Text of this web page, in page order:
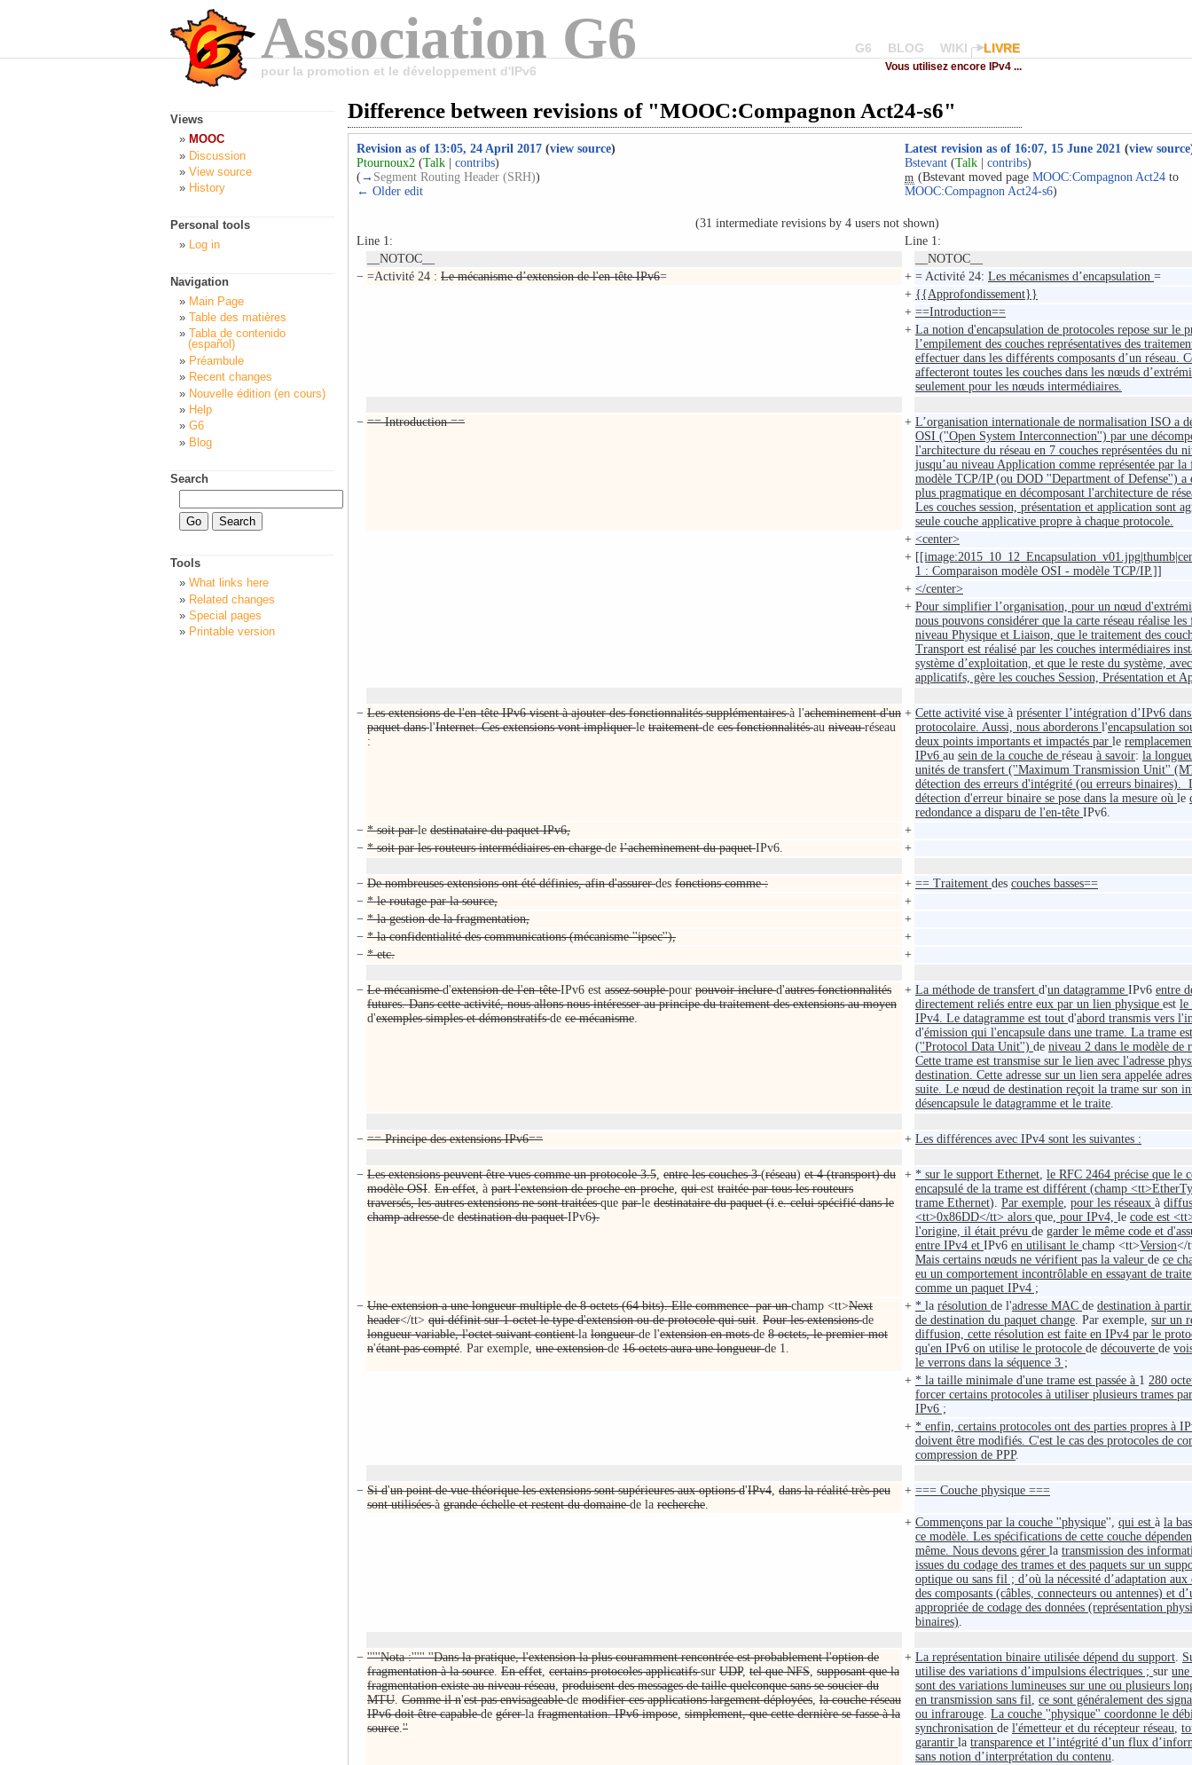
Association G6
pour la promotion et le développement d'IPv6
G6 BLOG WIKI LIVRE
Vous utilisez encore IPv4 ...
Difference between revisions of "MOOC:Compagnon Act24-s6"
Revision as of 13:05, 24 April 2017 (view source)
Ptournoux2 (Talk contribs)
(→ Segment Routing Header (SRH))
← Older edit
Latest revision as of 16:07, 15 June 2021 (view source
Bstevant (Talk contribs)
m (Bstevant moved page MOOC:Compagnon Act24to
MOOC:Compagnon Act24-s6)
(31 intermediate revisions by 4 users not shown)
Line 1:
Line 1:
__NOTOC__
__NOTOC__
− =Activité 24 : Le mécanisme d’extension de l'en-tête IPv6= + = Activité 24: Les mécanismes d’encapsulation =
+ {{Approfondissement}}
+ ==Introduction==
+ La notion d'encapsulation de protocoles repose sur le
l’empilement des couches représentatives des
effectuer dans les différents composants d’un réseau.
affecteront toutes les couches dans les nœuds
seulement pour les nœuds intermédiaires.
− == Introduction == + L’organisation internationale de normalisation ISO a
OSI (''Open System Interconnection'') par une
l'architecture du réseau en 7 couches représentées du
jusqu’au niveau Application comme représentée par
modèle TCP/IP (ou DOD ''Department of Defense'') a
plus pragmatique en décomposant l'architecture de
Les couches session, présentation et application sont
seule couche applicative propre à chaque protocole.
+ <center>
+
1 : Comparaison modèle OSI - modèle TCP/IP.]]
+ </center>
+ Pour simplifier l’organisation, pour un nœud
nous pouvons considérer que la carte réseau réalise
niveau Physique et Liaison, que le traitement des
Transport est réalisé par les couches intermédiaires
système d’exploitation, et que le reste du système,
applicatifs, gère les couches Session, Présentation et
− Les extensions de l'en-tête IPv6 visent à ajouter des fonctionnalités supplémentairesà l'acheminement d'un
paquet dansl'Internet. Ces extensions vont impliquerle traitementde ces fonctionnalitésau niveauréseau
:
+ Cette activité vise à présenter l’intégration d’IPv6
protocolaire. Aussi, nous aborderons l'encapsulation
deux points importants et impactés par le
IPv6 au sein de la couche de réseau à savoir: la
unités de transfert (''Maximum Transmission Unit''
détection des erreurs d'intégrité (ou erreurs binaires).
détection d'erreur binaire se pose dans la mesure où le
redondance a disparu de l'en-tête IPv6.
− * soit parle destinataire du paquet IPv6,
+
− * soit par les routeurs intermédiaires en chargede l’acheminement du paquetIPv6. +
− De nombreuses extensions ont été définies, afin d'assurerdes fonctions comme : + == Traitement des couches basses==
− * le routage par la source,
+
− * la gestion de la fragmentation,
+
− * la confidentialité des communications (mécanisme ''ipsec''),
+
− * etc. +
− Le mécanismed'extension de l'en-têteIPv6 est assez souplepour pouvoir inclured'autres fonctionnalités
futures. Dans cette activité, nous allons nous intéresser au principe du traitement des extensions au moyen
d'exemples simples et démonstratifsde ce mécanisme.
+ La méthode de transfert d'un datagramme IPv6 entre
directement reliés entre eux par un lien physique est le
IPv4. Le datagramme est tout d'abord transmis vers
d'émission qui l'encapsule dans une trame. La trame
(''Protocol Data Unit'') de niveau 2 dans le modèle de
Cette trame est transmise sur le lien avec l'adresse
destination. Cette adresse sur un lien sera appelée
suite. Le nœud de destination reçoit la trame sur son
désencapsule le datagramme et le traite.
− == Principe des extensions IPv6== + Les différences avec IPv4 sont les suivantes :
− Les extensions peuvent être vues comme un protocole 3.5, entre les couches 3(réseau) et 4 (transport) du
modèle OSI. En effet, à part l'extension de proche-en-proche, quiest traitée par tous les routeurs
traversés, les autres extensions ne sont traitéesque parle destinataire du paquet (i.e. celui spécifié dans le
champ adressede destination du paquetIPv6).
+ * sur le support Ethernet, le RFC 2464 précise que le
encapsulé de la trame est différent (champ
trame Ethernet). Par exemple, pour les réseaux à
<tt>0x86DD</tt> alors que, pour IPv4, le code est
l'origine, il était prévu de garder le même code et
entre IPv4 et IPv6 en utilisant le champ <tt>Version</
Mais certains nœuds ne vérifient pas la valeur de ce
eu un comportement incontrôlable en essayant de
comme un paquet IPv4 ;
− Une extension a une longueur multiple de 8 octets (64 bits). Elle commence par unchamp <tt>Next
header</tt> qui définit sur 1 octet le type d'extension ou de protocole qui suit. Pour les extensionsde
longueur variable, l'octet suivant contientla longueurde l'extension en motsde 8 octets, le premier mot
n'étant pas compté. Par exemple, une extensionde 16 octets aura une longueurde 1.
+ * la résolution de l'adresse MAC de destination à
de destination du paquet change. Par exemple, sur un
diffusion, cette résolution est faite en IPv4 par le
qu'en IPv6 on utilise le protocole de découverte de
le verrons dans la séquence 3 ;
+ * la taille minimale d'une trame est passée à 1 280
forcer certains protocoles à utiliser plusieurs trames
IPv6 ;
+ * enfin, certains protocoles ont des parties propres à
doivent être modifiés. C'est le cas des protocoles de
compression de PPP.
− Si d'un point de vue théorique les extensions sont supérieures aux options d'IPv4, dans la réalité très peu
sont utiliséesà grande échelle et restent du domainede la recherche.
+ === Couche physique ===
+ Commençons par la couche ''physique'', qui est à la
ce modèle. Les spécifications de cette couche
même. Nous devons gérer la transmission des
issues du codage des trames et des paquets sur un
optique ou sans fil ; d’où la nécessité d’adaptation aux
des composants (câbles, connecteurs ou antennes) et
appropriée de codage des données (représentation
binaires).
− '''''Nota :''''' ''Dans la pratique, l'extension la plus couramment rencontrée est probablement l'option de
fragmentation à la source. En effet, certains protocoles applicatifssur UDP, tel que NFS, supposant que la
fragmentation existe au niveau réseau, produisent des messages de taille quelconque sans se soucier du
MTU. Comme il n'est pas envisageablede modifier ces applications largement déployées, la couche réseau
IPv6 doit être capablede gérerla fragmentation. IPv6 impose, simplement, que cette dernière se fasse à la
source.''
+ La représentation binaire utilisée dépend du support.
utilise des variations d’impulsions électriques ; sur
sont des variations lumineuses sur une ou plusieurs
en transmission sans fil, ce sont généralement des
ou infrarouge. La couche ''physique'' coordonne le
synchronisation de l'émetteur et du récepteur réseau,
garantir la transparence et l’intégrité d’un flux
sans notion d’interprétation du contenu.
Views
MOOC
Discussion
View source
History
Personal tools
Log in
Navigation
Main Page
Table des matières
Tabla de contenido
(español)
Préambule
Recent changes
Nouvelle édition (en cours)
Help
G6
Blog
Search
Tools
What links here
Related changes
Special pages
Printable version